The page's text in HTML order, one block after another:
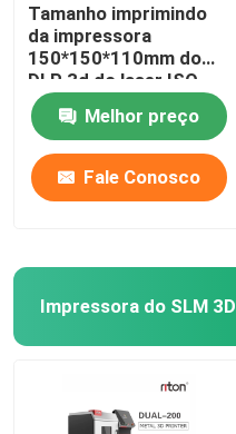
Tamanho imprimindo
da impressora
150*150*110mm do
DLP 3d do laser ISO-
13485 para modelos
do implante dental
Melhor preço
Fale Conosco
Impressora do SLM 3D